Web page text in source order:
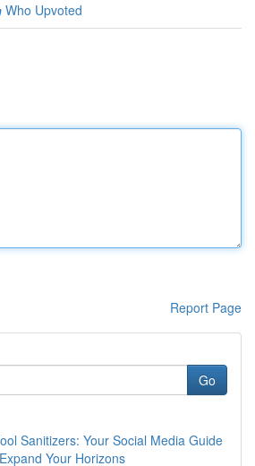
Who Upvoted
Report Page
Go
Sanitizers: Your Social Media Guide
Your Horizons